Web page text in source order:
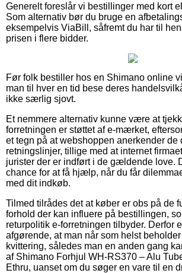
Generelt foreslår vi bestillinger med kort
Som alternativ bør du bruge en
eksempelvis ViaBill, såfremt du har til
prisen i flere bidder.
Før folk bestiller hos en Shimano online
man til hver en tid bese deres
ikke særlig sjovt.
Et nemmere alternativ kunne være at
forretningen er støttet af e-mærket,
et tegn på at webshoppen anerkender de
retningslinjer, tillige med at internet
jurister der er indført i de gældende love.
chance for at få hjælp, når du får
med dit indkøb.
Tilmed tilrådes det at køber er obs på de
forhold der kan influere på bestillingen,
returpolitik e-forretningen tilbyder. Derfor
afgørende, at man når som helst beholder
kvittering, således man en anden gang
af Shimano Forhjul WH-RS370 – Alu
Ethru, uanset om du søger en vare til en